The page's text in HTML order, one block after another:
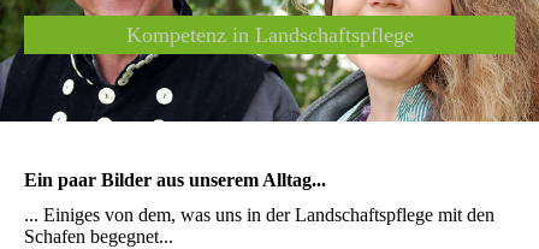
Kompetenz in Landschaftspflege
Ein paar Bilder aus unserem Alltag...
... Einiges von dem, was uns in der Landschaftspflege mit den
Schafen begegnet...